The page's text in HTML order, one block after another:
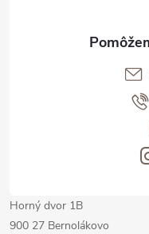
Horný dvor 1B
900 27 Bernolákovo